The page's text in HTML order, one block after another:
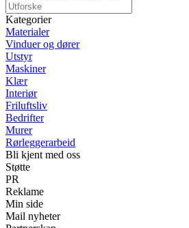
Kategorier
Materialer
Vinduer og dører
Utstyr
Maskiner
Klær
Interiør
Friluftsliv
Bedrifter
Murer
Rørleggerarbeid
Bli kjent med oss
Støtte
PR
Reklame
Min side
Mail nyheter